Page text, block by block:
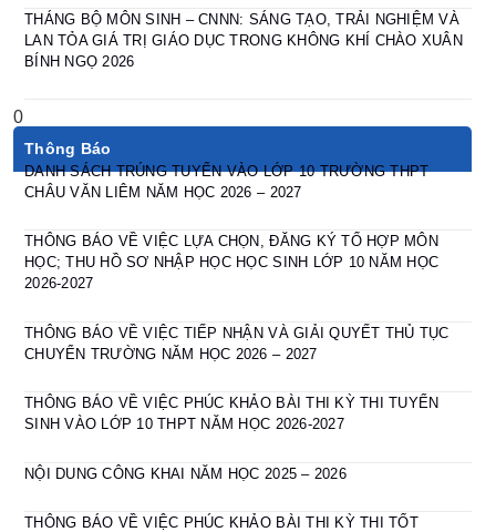
THÁNG BỘ MÔN SINH – CNNN: SÁNG TẠO, TRẢI NGHIỆM VÀ
LAN TỎA GIÁ TRỊ GIÁO DỤC TRONG KHÔNG KHÍ CHÀO XUÂN
BÍNH NGỌ 2026
Thông Báo
DANH SÁCH TRÚNG TUYỂN VÀO LỚP 10 TRƯỜNG THPT
CHÂU VĂN LIÊM NĂM HỌC 2026 – 2027
THÔNG BÁO VỀ VIỆC LỰA CHỌN, ĐĂNG KÝ TỔ HỢP MÔN
HỌC; THU HỒ SƠ NHẬP HỌC HỌC SINH LỚP 10 NĂM HỌC
2026-2027
THÔNG BÁO VỀ VIỆC TIẾP NHẬN VÀ GIẢI QUYẾT THỦ TỤC
CHUYỂN TRƯỜNG NĂM HỌC 2026 – 2027
THÔNG BÁO VỀ VIỆC PHÚC KHẢO BÀI THI KỲ THI TUYỂN
SINH VÀO LỚP 10 THPT NĂM HỌC 2026-2027
NỘI DUNG CÔNG KHAI NĂM HỌC 2025 – 2026
THÔNG BÁO VỀ VIỆC PHÚC KHẢO BÀI THI KỲ THI TỐT